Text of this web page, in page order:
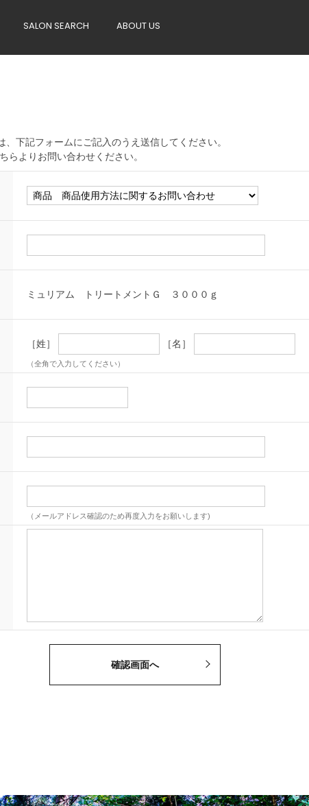
SALON SEARCH ABOUT US
下記フォームにご記入のうえ送信してください。
らよりお問い合わせください。
ミュリアム トリートメントＧ ３０００ｇ
［姓］ ［名］
（全角で入力してください）
（メールアドレス確認のため再度入力をお願いします)